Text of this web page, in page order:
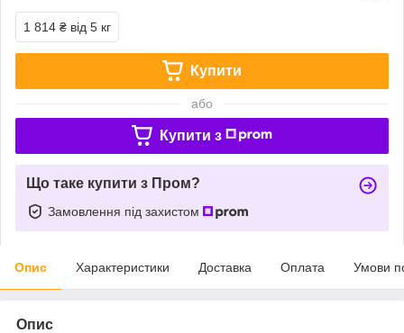
1 814 ₴ від 5 кг
Купити
або
Купити з
Що таке купити з Пром?
Замовлення під захистом
Опис Характеристики Доставка Оплата Умови
Опис